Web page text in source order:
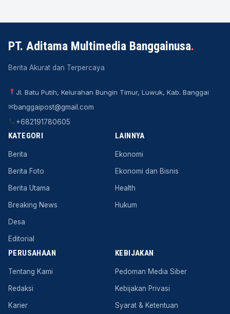
PT. Aditama Multimedia Banggainusa.
Berita Akurat dan Terpercaya
Jl. Batu Putih, Kelurahan Bungin Timur, Luwuk, Kab. Banggai
✉banggaipost@gmail.com
+682191780605
KATEGORI
Berita
Berita Foto
Berita Utama
Breaking News
Desa
Editorial
LAINNYA
Ekonomi
Ekonomi dan Bisnis
Health
Hukum
PERUSAHAAN
Tentang Kami
Redaksi
Karier
KEBIJAKAN
Pedoman Media Siber
Kebijakan Privasi
Syarat & Ketentuan